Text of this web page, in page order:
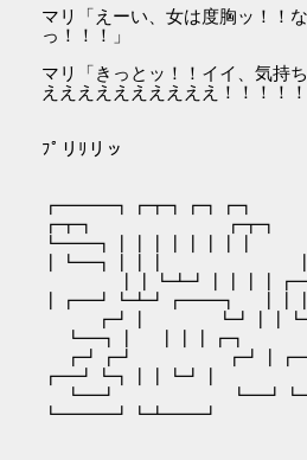
マリ「えーい、女は度胸ッ！！
っ！！！」
マリ「きっとッ！！イイ、気持
ええええええええええ！！！！！
ﾌﾟリﾘリッ
┏┳┓ ┏┳┓
┃┗━┓┃┃┃
┃┏━┛┗┻┛┏━━┓ ┃┃┃
┏┛┃
┗━┓┃ ┃┃┃┏┓
┏┛┏┛
┏━┛┗┓┃┃┗┛┃
┗━┛
┗━━━┛┗┻━━┛